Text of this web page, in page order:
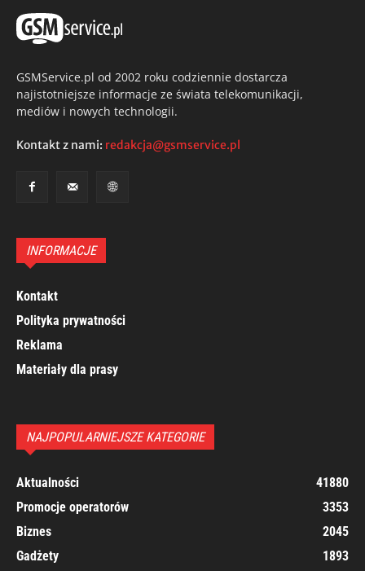
GSMService.pl od 2002 roku codziennie dostarcza
najistotniejsze informacje ze świata telekomunikacji,
mediów i nowych technologii.
Kontakt z nami: redakcja@gsmservice.pl
INFORMACJE
Kontakt
Polityka prywatności
Reklama
Materiały dla prasy
NAJPOPULARNIEJSZE KATEGORIE
Aktualności
41880
Promocje operatorów
3353
Biznes
2045
Gadżety
1893